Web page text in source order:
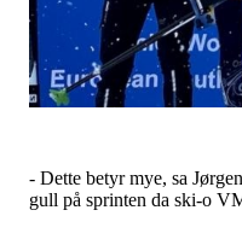
- Dette betyr mye, sa
gull på sprinten da ski-o